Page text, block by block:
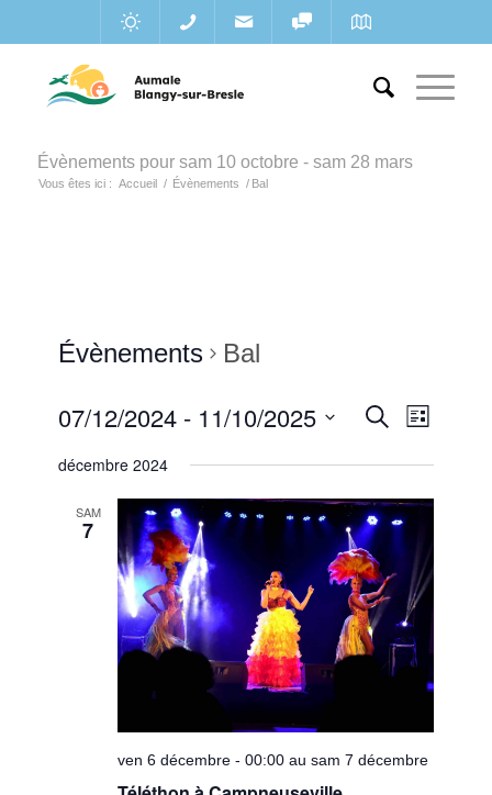
Évènements pour sam 10 octobre - sam 28 mars
Vous êtes ici : Accueil / Évènements / Bal
Évènements Bal
de
vues
Recherche
vues
Liste
07/12/2024 - 11/10/2025
une
décembre 2024
SAM
7
ven 6 décembre - 00:00 au sam 7 décembre